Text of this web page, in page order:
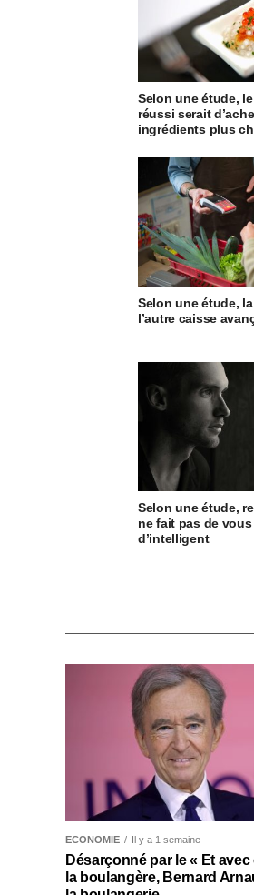
Selon une étude,
réussi serait
ingrédients plus
Selon une étude,
l’autre caisse
Selon une étude,
ne fait pas de vous
d’intelligent
ECONOMIE Il y a 1 semaine
Désarçonné par le « Et avec
la boulangère, Bernard